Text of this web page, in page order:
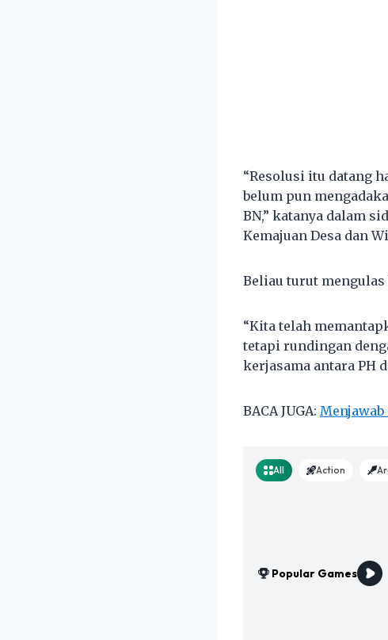
“Resolusi itu datang
belum pun
BN,” katanya dalam
Kemajuan Desa dan
Beliau turut
“Kita telah
tetapi rundingan
kerjasama antara PH
BACA JUGA: